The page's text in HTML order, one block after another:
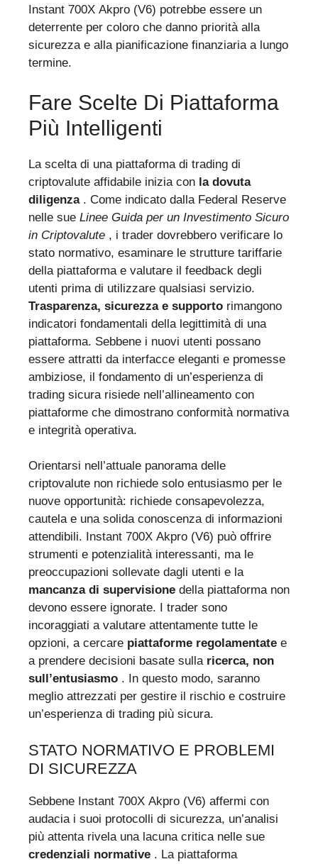
Instant 700X Akpro (V6) potrebbe essere un
deterrente per coloro che danno priorità alla
sicurezza e alla pianificazione finanziaria a lungo
termine.
Fare Scelte Di Piattaforma
Più Intelligenti
La scelta di una piattaforma di trading di
criptovalute affidabile inizia con la dovuta
diligenza. Come indicato dalla Federal Reserve
nelle sue Linee Guida per un Investimento Sicuro
in Criptovalute , i trader dovrebbero verificare lo
stato normativo, esaminare le strutture tariffarie
della piattaforma e valutare il feedback degli
utenti prima di utilizzare qualsiasi servizio.
Trasparenza, sicurezza e supporto rimangono
indicatori fondamentali della legittimità di una
piattaforma. Sebbene i nuovi utenti possano
essere attratti da interfacce eleganti e promesse
ambiziose, il fondamento di un’esperienza di
trading sicura risiede nell’allineamento con
piattaforme che dimostrano conformità normativa
e integrità operativa.
Orientarsi nell’attuale panorama delle
criptovalute non richiede solo entusiasmo per le
nuove opportunità: richiede consapevolezza,
cautela e una solida conoscenza di informazioni
attendibili. Instant 700X Akpro (V6) può offrire
strumenti e potenzialità interessanti, ma le
preoccupazioni sollevate dagli utenti e la
mancanza di supervisione della piattaforma non
devono essere ignorate. I trader sono
incoraggiati a valutare attentamente tutte le
opzioni, a cercare piattaforme regolamentate e
a prendere decisioni basate sulla ricerca, non
sull’entusiasmo . In questo modo, saranno
meglio attrezzati per gestire il rischio e costruire
un’esperienza di trading più sicura.
STATO NORMATIVO E PROBLEMI
DI SICUREZZA
Sebbene Instant 700X Akpro (V6) affermi con
audacia i suoi protocolli di sicurezza, un’analisi
più attenta rivela una lacuna critica nelle sue
credenziali normative . La piattaforma